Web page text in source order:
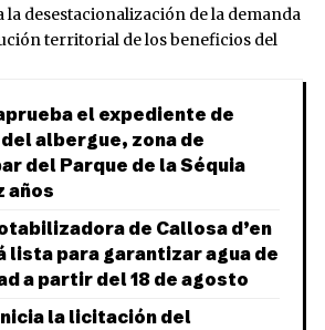
desestacionalización de la demanda
territorial de los beneficios del
el expediente de
albergue, zona de
del Parque de la Séquia
años
de Callosa d’en
lista para garantizar agua de
a partir del 18 de agosto
la licitación del